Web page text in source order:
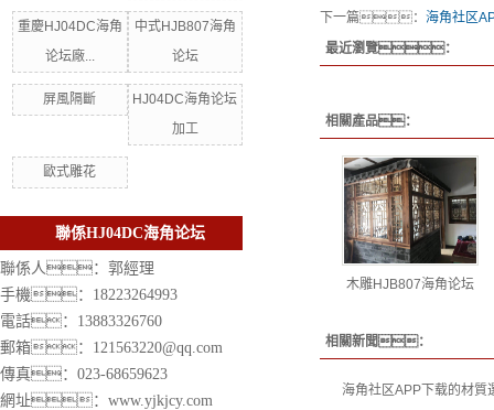
重慶HJ04DC海角
论坛廠...
中式HJB807海角
论坛
屏風隔斷
HJ04DC海角论坛
加工
歐式雕花
聯係HJ04DC海角论坛
聯係人：郭經理
手機：18223264993
電話：13883326760
郵箱：121563220@qq.com
傳真：023-68659623
網址： www.yjkjcy.com
下一篇： 海角社区
最近瀏覽：
相關產品：
木雕HJB807海角论坛
相關新聞：
海角社区APP下载的材質